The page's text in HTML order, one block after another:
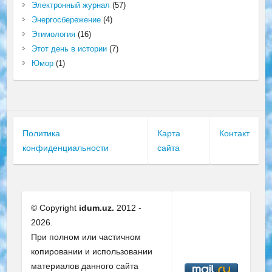
Электронный журнал (57)
Энергосбережение(4)
Этимология(16)
Этот день в истории(7)
Юмор(1)
Политика
конфиденциальности
Карта
сайта
Контакт
© Copyright idum.uz. 2012 -
2026.
При полном или частичном
копировании и использовании
материалов данного сайта